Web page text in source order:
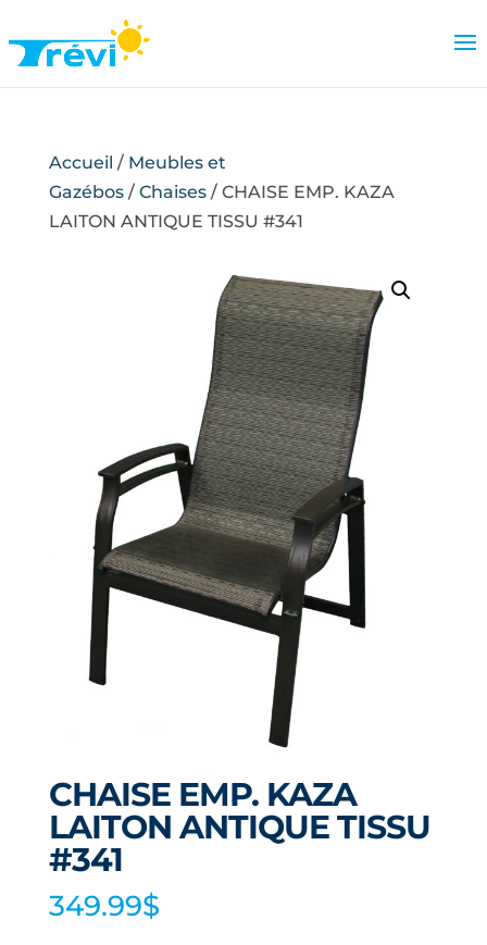
Accueil / Meubles et
Gazébos/ Chaises/ CHAISE EMP. KAZA
LAITON ANTIQUE TISSU #341
CHAISE EMP. KAZA
LAITON ANTIQUE TISSU
#341
349.99$